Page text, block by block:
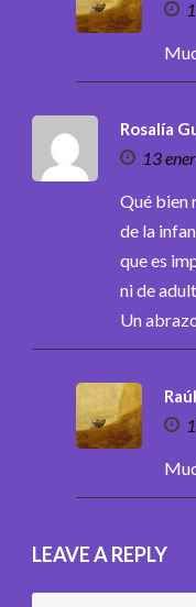
Rosalía
13
Qué bien
de la
que es
ni de
Un
LEAVE A REPLY